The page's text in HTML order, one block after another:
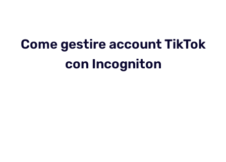
Come gestire account TikTok
con Incogniton